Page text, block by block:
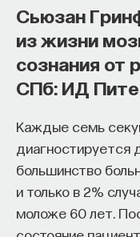
Сьюзан
из жизни
сознания от
СПб: ИД
Каждые семь
большинство
и только в 2%
моложе 60 лет.
Внеси
удовольствие от
опыты
экспериментов
Эрисманна).
склоняют к тому,
поведенческий
утверждать, что
полностью
переворота
Наиболее же